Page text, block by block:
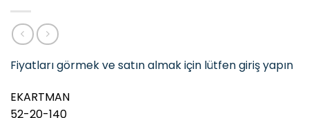
Fiyatları görmek ve satın almak için lütfen giriş yapın
EKARTMAN
52-20-140